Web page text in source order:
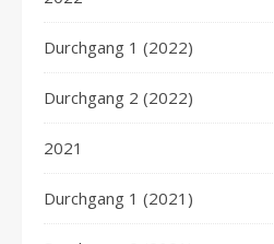
Durchgang 1 (2022)
Durchgang 2 (2022)
2021
Durchgang 1 (2021)